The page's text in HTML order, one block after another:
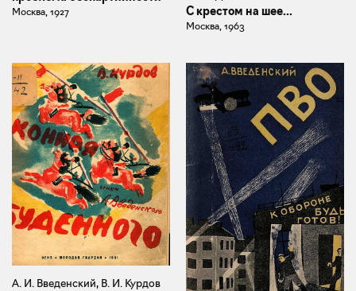
Москва, 1927 С крестом на шее...
Москва, 1963
А. И. Введенский, В. И. Курдов